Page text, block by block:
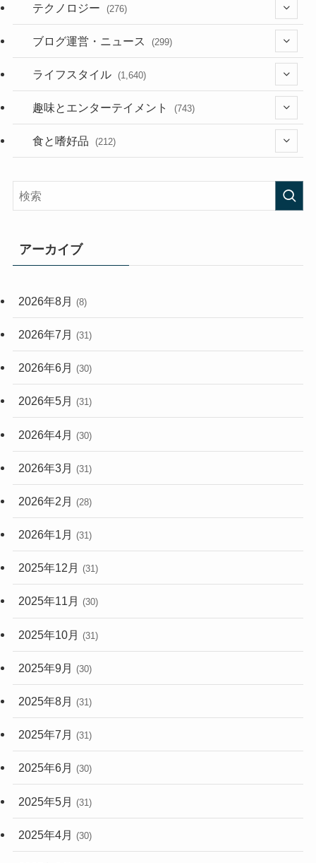
テクノロジー (276)
(36)
(187)
ブログ運営・ニュース (299)
(118)
(181)
ライフスタイル (1,640)
(395)
(282)
(33)
(248)
趣味とエンターテイメント (743)
(56)
食と嗜好品 (212)
アーカイブ
2026年8月 (8)
2026年7月 (31)
2026年6月 (30)
2026年5月 (31)
2026年4月 (30)
2026年3月 (31)
2026年2月 (28)
2026年1月 (31)
2025年12月 (31)
2025年11月 (30)
2025年10月 (31)
2025年9月 (30)
2025年8月 (31)
2025年7月 (31)
2025年6月 (30)
2025年5月 (31)
2025年4月 (30)